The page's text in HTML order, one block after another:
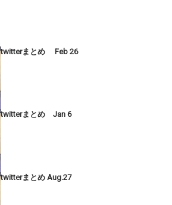
twitterまとめ Feb 26
twitterまとめ Jan 6
twitterまとめ Aug.27